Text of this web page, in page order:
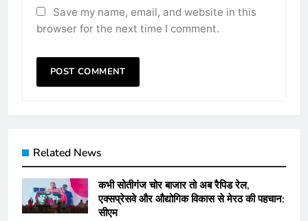
Save my name, email, and website in this
browser for the next time I comment.
Related News
कभी सोतीगंज चोर बाजार तो अब रैपिड रेल,
एक्सप्रेसवे और औद्योगिक विकास से मेरठ की पहचान:
सीएम